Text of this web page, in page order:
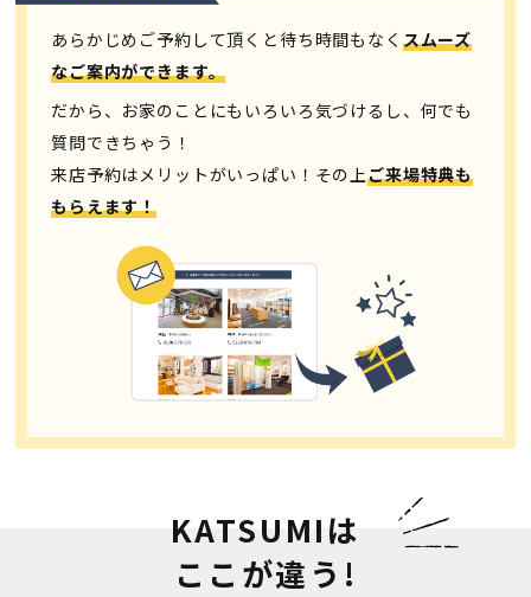
手間ひまかけた家づくり
素材とデザイン
耐震性能+制震性能
断熱・気密性能と快適性
長期優良住宅
あらかじめご予約して頂くと待ち時間もなく スムーズ
なご案内ができます。
だから、お家のことにもいろいろ気づけるし、何でも
質問できちゃう！
来店予約はメリットがいっぱい！その上ご来場特典も
もらえます！
KATSUMIは
ここが違う!